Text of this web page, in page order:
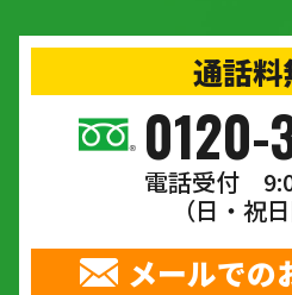
通話料
0120-
電話受付
（日・祝
メールでの